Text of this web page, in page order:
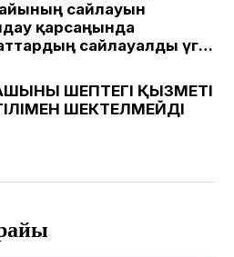
сайлауын
қарсаңында
сайлауалды үгіт
«Қызмет» газеті
қарасты медиада
газеті , Kyzmet-
ШЕПТЕГІ ҚЫЗМЕТІ
ШЕКТЕЛМЕЙДІ